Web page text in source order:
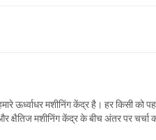
ऊर्ध्वाधर मशीनिंग केंद्र है। हर किसी को
क्षैतिज मशीनिंग केंद्र के बीच अंतर पर चर्चा